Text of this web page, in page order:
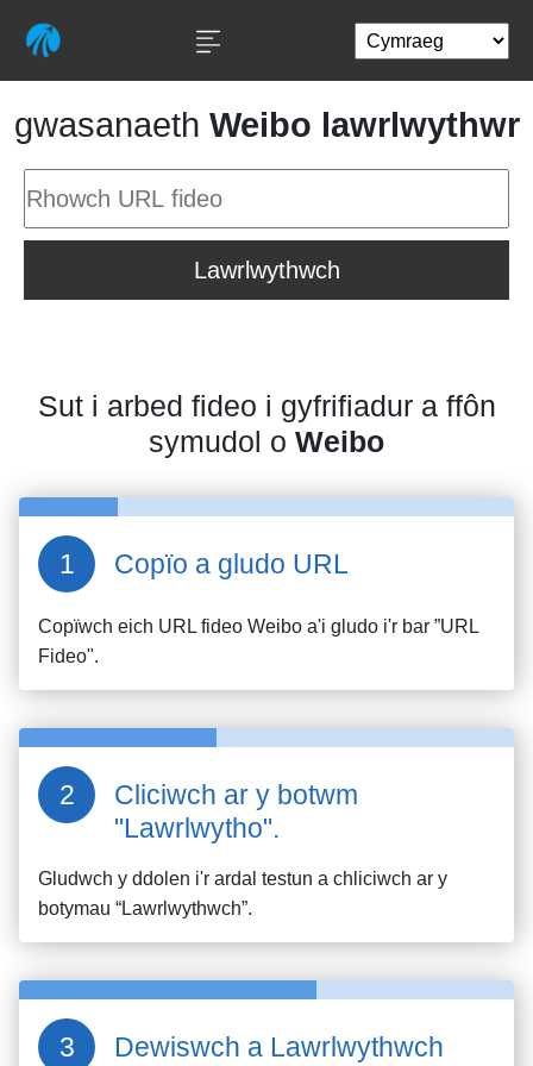
gwasanaeth Weibo lawrlwythwr
Lawrlwythwch
Sut i arbed fideo i gyfrifiadur a ffôn
symudol o Weibo
Copïo a gludo URL
Copïwch eich URL fideo Weibo a'i gludo i'r bar ”URL
Fideo".
Cliciwch ar y botwm
"Lawrlwytho".
Gludwch y ddolen i'r ardal testun a chliciwch ar y
botymau “Lawrlwythwch”.
Dewiswch a Lawrlwythwch